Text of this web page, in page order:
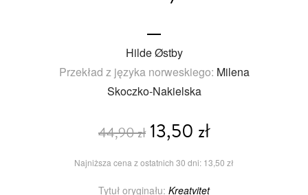
Hilde Østby
Przekład z języka norweskiego: Milena
Skoczko-Nakielska
44,90 zł13,50 zł
Najniższa cena z ostatnich 30 dni: 13,50 zł
Tytuł oryginału: Kreatvitet